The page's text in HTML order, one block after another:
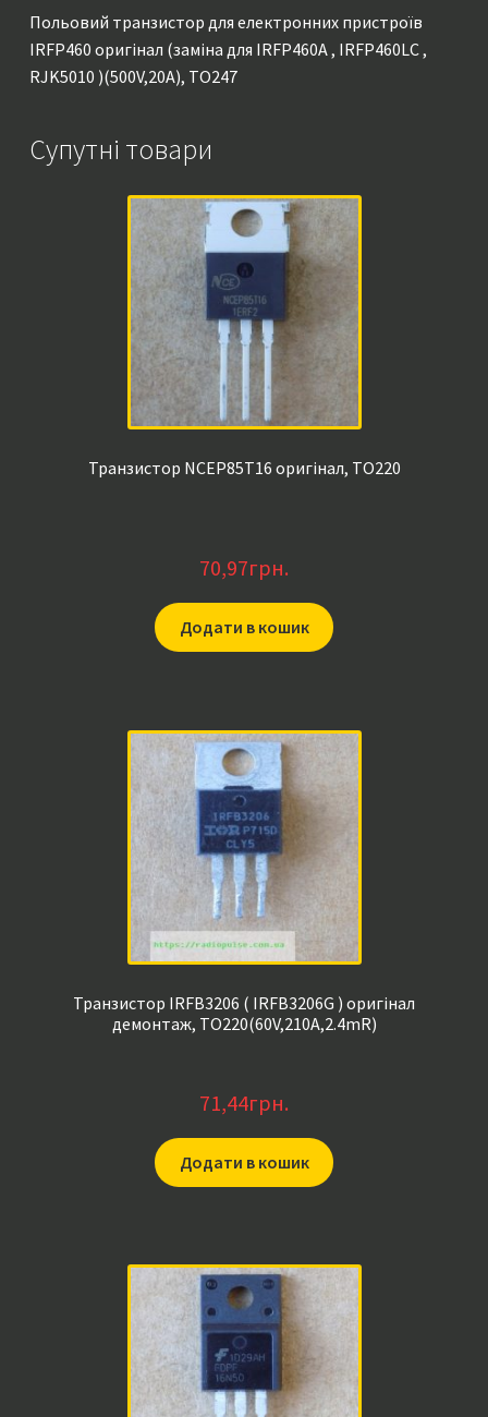
Польовий транзистор для електронних пристроїв
IRFP460 оригінал (заміна для IRFP460A , IRFP460LC ,
RJK5010 )(500V,20A), TO247
Супутні товари
Транзистор NCEP85T16 оригінал, TO220
70,97грн.
Додати в кошик
Транзистор IRFB3206 ( IRFB3206G ) оригінал
демонтаж, TO220(60V,210A,2.4mR)
71,44грн.
Додати в кошик